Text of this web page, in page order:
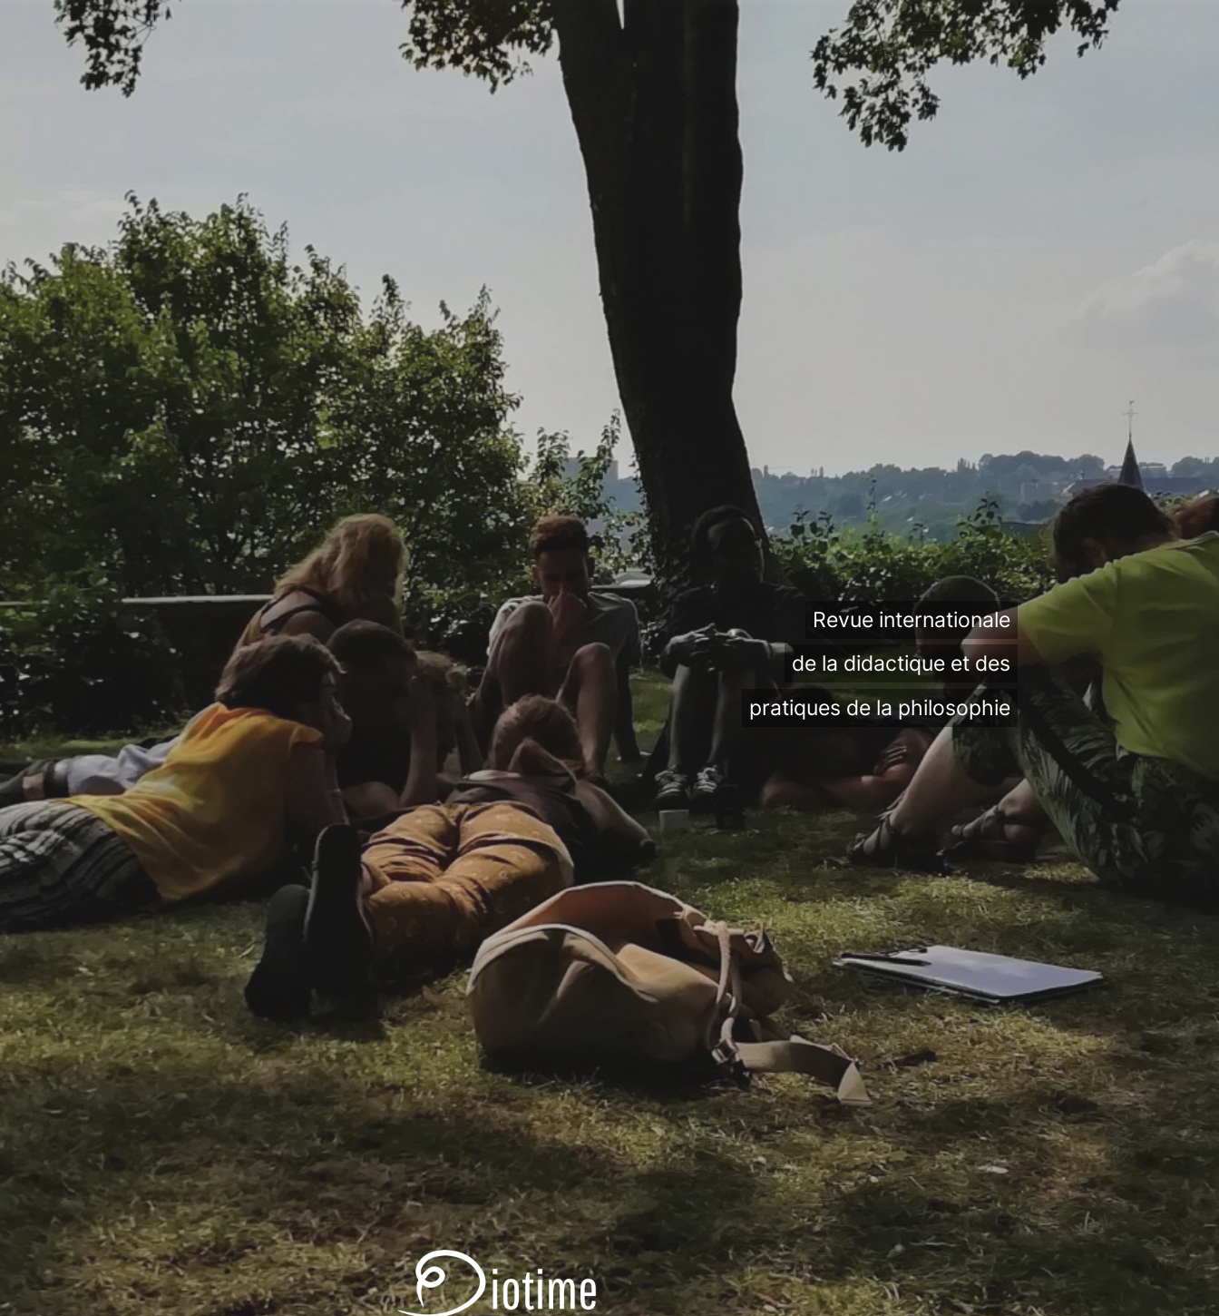
Revue internationale
de la didactique et des
pratiques de la philosophie